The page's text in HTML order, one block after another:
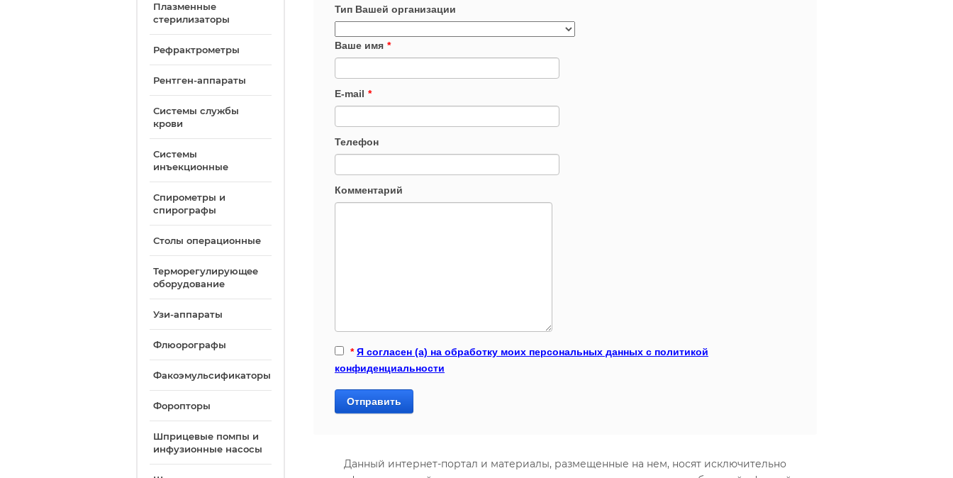
Плазменные
стерилизаторы
Рефрактрометры
Рентген-аппараты
Системы службы
крови
Системы
инъекционные
Спирометры и
спирографы
Столы операционные
Терморегулирующее
оборудование
Узи-аппараты
Флюорографы
Факоэмульсификаторы
Форопторы
Шприцевые помпы и
инфузионные насосы
Тип Вашей организации
Ваше имя *
E-mail *
Телефон
Комментарий
* Я согласен (а) на обработку моих персональных данных с политикой
конфиденциальности
Отправить
Данный интернет-портал и материалы, размещенные на нем, носят исключительно